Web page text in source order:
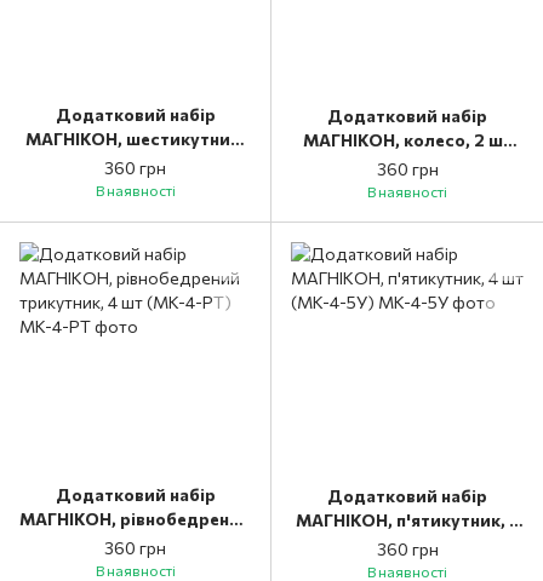
Додатковий набір
МАГНІКОН, шестикутник,
4 шт (MK-4-6У)
360 грн
В наявності
Додатковий набір
МАГНІКОН, колесо, 2 шт
(MK-2-К2)
360 грн
В наявності
Додатковий набір
МАГНІКОН, рівнобедрений
трикутник, 4 шт (MK-4-
РТ)
360 грн
В наявності
Додатковий набір
МАГНІКОН, п'ятикутник, 4
шт (MK-4-5У)
360 грн
В наявності